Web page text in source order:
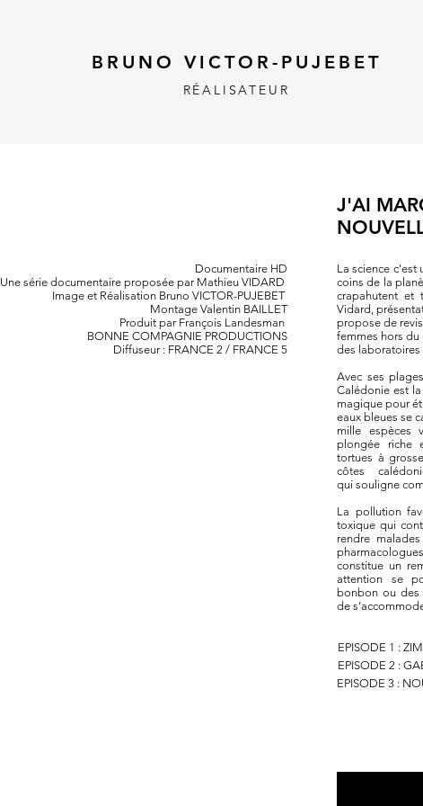
BRUNO VICTOR-PUJEBET
RÉALISATEUR
Documentaire HD
Une série documentaire proposée par Mathieu VIDARD
Image et Réalisation Bruno VICTOR-PUJEBET
Montage Valentin BAILLET
Produit par François Landesman
BONNE COMPAGNIE PRODUCTIONS
Diffuseur : FRANCE 2 / FRANCE 5
J'AI
La science c'est
coins de la
crapahutent et
Vidard,
propose de
femmes hors
des laboratoires
Avec ses
Calédonie est
magique pour
eaux bleues se
mille espèces
plongée riche
tortues à
côtes
qui souligne
La pollution
toxique qui
rendre
constitue un
attention se
bonbon ou des
de
EPISODE 1 :
EPISODE 2 :
EPISODE 3 :